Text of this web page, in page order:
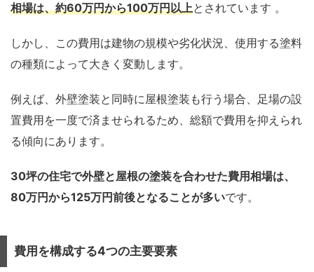
相場は、約60万円から100万円以上とされています 。
しかし、この費用は建物の規模や劣化状況、使用する塗料
の種類によって大きく変動します。
例えば、外壁塗装と同時に屋根塗装も行う場合、足場の設
置費用を一度で済ませられるため、総額で費用を抑えられ
る傾向にあります。
30坪の住宅で外壁と屋根の塗装を合わせた費用相場は、
80万円から125万円前後となることが多いです。
費用を構成する4つの主要要素